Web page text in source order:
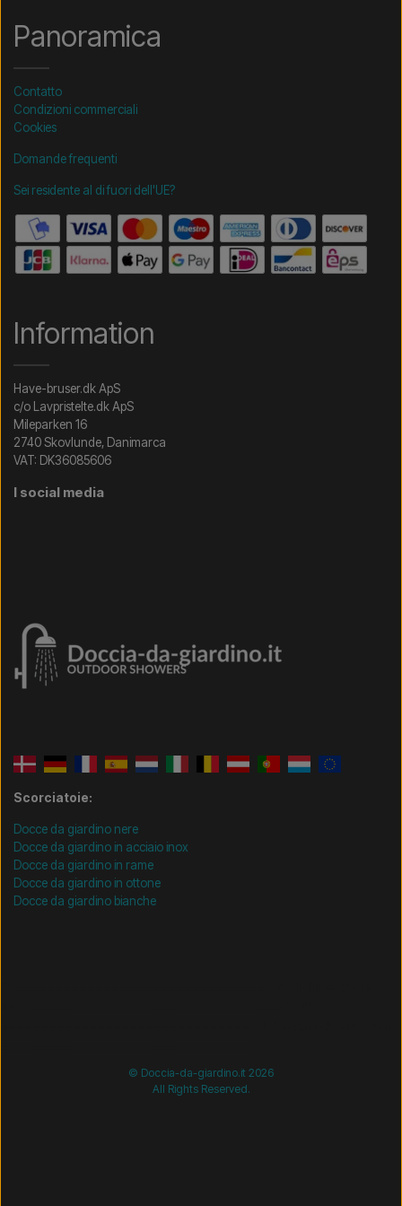
Panoramica
Contatto
Condizioni commerciali
Cookies
Domande frequenti
Sei residente al di fuori dell'UE?
Information
Have-bruser.dk ApS
c/o Lavpristelte.dk ApS
Mileparken 16
2740 Skovlunde, Danimarca
VAT: DK36085606
I social media
Scorciatoie:
Docce da giardino nere
Docce da giardino in acciaio inox
Docce da giardino in rame
Docce da giardino in ottone
Docce da giardino bianche
© Doccia-da-giardino.it 2026
All Rights Reserved.